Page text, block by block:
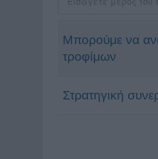
Μπορούμε να
τροφίμων
Στρατηγική